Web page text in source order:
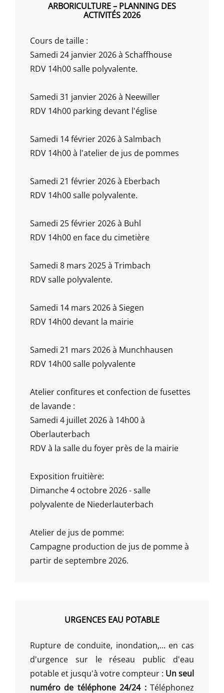
ARBORICULTURE – PLANNING DES
ACTIVITÉS 2026
Cours de taille :
Samedi 24 janvier 2026 à Schaffhouse
RDV 14h00 salle polyvalente.
Samedi 31 janvier 2026 à Neewiller
RDV 14h00 parking devant l'église
Samedi 14 février 2026 à Salmbach
RDV 14h00 à l'atelier de jus de pommes
Samedi 21 février 2026 à Eberbach
RDV 14h00 salle polyvalente.
Samedi 25 février 2026 à Buhl
RDV 14h00 en face du cimetière
Samedi 8 mars 2025 à Trimbach
RDV salle polyvalente.
Samedi 14 mars 2026 à Siegen
RDV 14h00 devant la mairie
Samedi 21 mars 2026 à Munchhausen
RDV 14h00 salle polyvalente
Atelier confitures et confection de fusettes
de lavande :
Samedi 4 juillet 2026 à 14h00 à
Oberlauterbach
RDV à la salle du foyer près de la mairie
Exposition fruitière:
Dimanche 4 octobre 2026 - salle
polyvalente de Niederlauterbach
Atelier de jus de pomme:
Campagne production de jus de pomme à
partir de septembre 2026.
URGENCES EAU POTABLE
Rupture de conduite, inondation,... en cas
d'urgence sur le réseau public d'eau
potable et jusqu'à votre compteur : Un seul
numéro de téléphone 24/24 :Téléphonez